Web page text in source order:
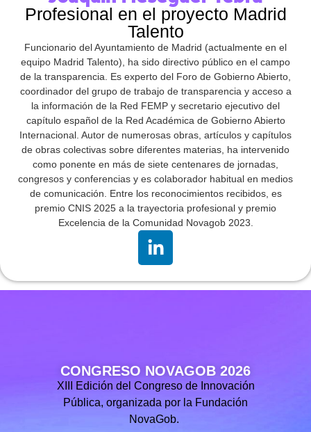
Profesional en el proyecto Madrid
Talento
Funcionario del Ayuntamiento de Madrid (actualmente en el
equipo Madrid Talento), ha sido directivo público en el campo
de la transparencia. Es experto del Foro de Gobierno Abierto,
coordinador del grupo de trabajo de transparencia y acceso a
la información de la Red FEMP y secretario ejecutivo del
capítulo español de la Red Académica de Gobierno Abierto
Internacional. Autor de numerosas obras, artículos y capítulos
de obras colectivas sobre diferentes materias, ha intervenido
como ponente en más de siete centenares de jornadas,
congresos y conferencias y es colaborador habitual en medios
de comunicación. Entre los reconocimientos recibidos, es
premio CNIS 2025 a la trayectoria profesional y premio
Excelencia de la Comunidad Novagob 2023.
CONGRESO NOVAGOB 2026
XIII Edición del Congreso de Innovación
Pública, organizada por la Fundación
NovaGob.